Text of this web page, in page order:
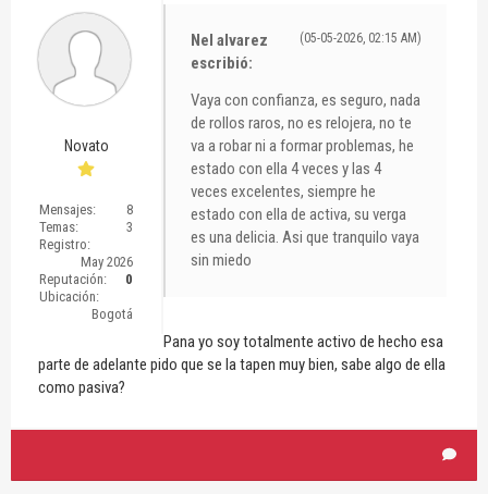
Novato
Mensajes:
8
Temas:
3
Registro:
May 2026
Reputación:
0
Ubicación:
Bogotá
(05-05-2026, 02:15 AM)
Nel alvarez
escribió:
Vaya con confianza, es seguro, nada
de rollos raros, no es relojera, no te
va a robar ni a formar problemas, he
estado con ella 4 veces y las 4
veces excelentes, siempre he
estado con ella de activa, su verga
es una delicia. Asi que tranquilo vaya
sin miedo
Pana yo soy totalmente activo de hecho esa
parte de adelante pido que se la tapen muy bien, sabe algo de ella
como pasiva?